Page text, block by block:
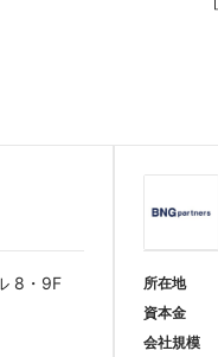
8・9F 所在地
資本金
会社規模